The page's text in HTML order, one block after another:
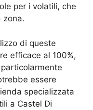
per i volatili, che
zona.
di queste
efficace al 100%,
essere
specializzata
a Castel Di